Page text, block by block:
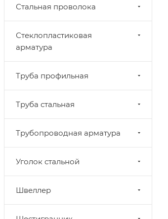
Стальная проволока
Стеклопластиковая
арматура
Труба профильная
Труба стальная
Трубопроводная арматура
Уголок стальной
Швеллер